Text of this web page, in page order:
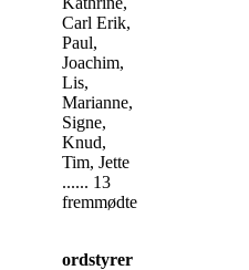
Carl Erik,
Paul,
Joachim,
Lis,
Marianne,
Signe,
Knud,
Tim, Jette
...... 13
fremmødte
ordstyrer